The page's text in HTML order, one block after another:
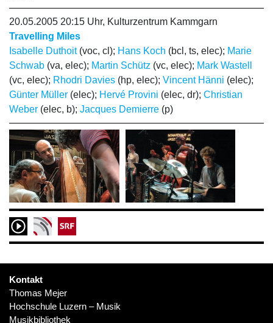
20.05.2005 20:15 Uhr, Kulturzentrum Kammgarn
Travelling Miles
Isabelle Duthoit(voc, cl); Hans Koch (bcl, ts, elec); Marie
Schwab (va, elec); Martin Schütz (vc, elec); Mark Wastell
(vc, elec); Rhodri Davies (hp, elec); Vincent Hänni (elec);
Günter Müller (elec); Hervé Provini (elec, dr); Christian
Weber (elec, b); Jacques Demierre (p)
Kontakt
Thomas Mejer
Hochschule Luzern – Musik
Musikbibliothek